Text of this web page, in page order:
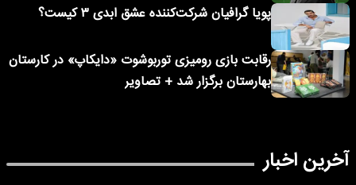
پویا گرافیان شرکت‌کننده عشق ابدی ۳ کیست؟
رقابت بازی رومیزی توربوشوت «دایکاپ» در کارستان
بهارستان برگزار شد + تصاویر
آخرین اخبار